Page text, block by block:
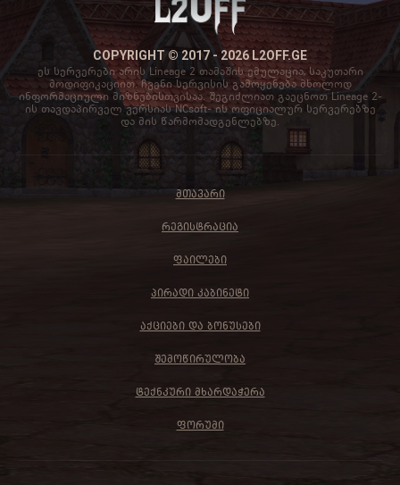
COPYRIGHT © 2017 - 2026 L2OFF.GE
ეს სერვერები არის Lineage 2 თამაშის ემულაცია, საკუთარი
მოდიფიკაციით. ჩვენი სერვისის გამოყენება მხოლოდ
ინფორმაციული მიზნებისთვისაა. შეგიძლიათ გაეცნოთ Lineage 2-
ის თავდაპირველ ვერსიას NCsoft- ის ოფიციალურ სერვერებზე
და მის წარმომადგენლებზე.
ᲛᲗᲐᲕᲐᲠᲘ
ᲠᲔᲒᲘᲡᲢᲠᲐᲪᲘᲐ
ᲤᲐᲘᲚᲔᲑᲘ
ᲞᲘᲠᲐᲓᲘ ᲙᲐᲑᲘᲜᲔᲢᲘ
ᲐᲥᲪᲘᲔᲑᲘ ᲓᲐ ᲑᲝᲜᲣᲡᲔᲑᲘ
ᲨᲔᲛᲝᲬᲘᲠᲣᲚᲝᲑᲐ
ᲢᲔᲥᲜᲙᲣᲠᲘ ᲛᲮᲐᲠᲓᲐᲭᲔᲠᲐ
ᲤᲝᲠᲣᲛᲘ